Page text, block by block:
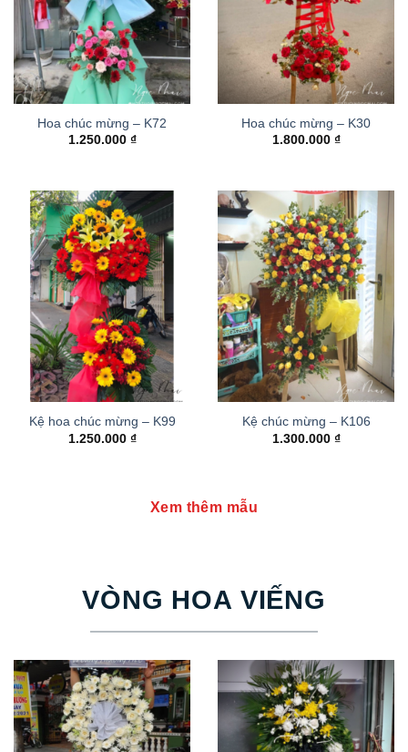
Hoa chúc mừng – K72
1.250.000 ₫
Hoa chúc mừng – K30
1.800.000 ₫
Kệ hoa chúc mừng – K99
1.250.000 ₫
Kệ chúc mừng – K106
1.300.000 ₫
Xem thêm mẫu
VÒNG HOA VIẾNG